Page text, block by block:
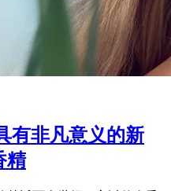
有非凡意义的新
精